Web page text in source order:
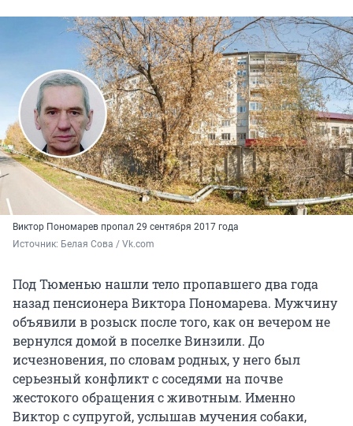
Виктор Пономарев пропал 29 сентября 2017 года
Источник: Белая Cова / Vk.com
Под Тюменью нашли тело пропавшего два года
назад пенсионера Виктора Пономарева. Мужчину
объявили в розыск после того, как он вечером не
вернулся домой в поселке Винзили. До
исчезновения, по словам родных, у него был
серьезный конфликт с соседями на почве
жестокого обращения с животным. Именно
Виктор с супругой, услышав мучения собаки,